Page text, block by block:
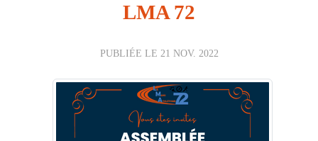
LMA 72
PUBLIÉE LE 21 NOV. 2022